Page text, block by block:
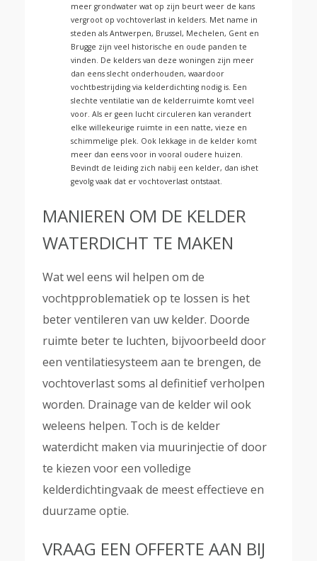
meer grondwater wat op zijn beurt weer de kans
vergroot op vochtoverlast in kelders. Met name in
steden als Antwerpen, Brussel, Mechelen, Gent en
Brugge zijn veel historische en oude panden te
vinden. De kelders van deze woningen zijn meer
dan eens slecht onderhouden, waardoor
vochtbestrijding via kelderdichting nodig is. Een
slechte ventilatie van de kelderruimte komt veel
voor. Als er geen lucht circuleren kan verandert
elke willekeurige ruimte in een natte, vieze en
schimmelige plek. Ook lekkage in de kelder komt
meer dan eens voor in vooral oudere huizen.
Bevindt de leiding zich nabij een kelder, dan ishet
gevolg vaak dat er vochtoverlast ontstaat.
MANIEREN OM DE KELDER
WATERDICHT TE MAKEN
Wat wel eens wil helpen om de
vochtpproblematiek op te lossen is het
beter ventileren van uw kelder. Doorde
ruimte beter te luchten, bijvoorbeeld door
een ventilatiesysteem aan te brengen, de
vochtoverlast soms al definitief verholpen
worden. Drainage van de kelder wil ook
weleens helpen. Toch is de kelder
waterdicht maken via muurinjectie of door
te kiezen voor een volledige
kelderdichtingvaak de meest effectieve en
duurzame optie.
VRAAG EEN OFFERTE AAN BIJ